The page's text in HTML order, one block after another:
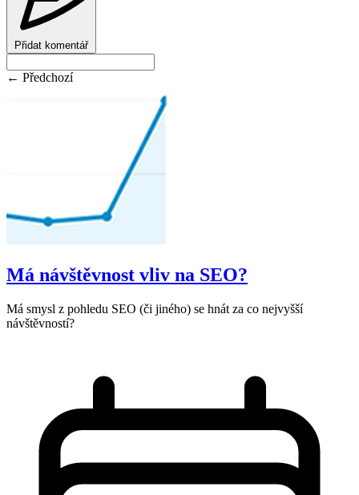
Přidat komentář
← Předchozí
Má návštěvnost vliv na SEO?
Má smysl z pohledu SEO (či jiného) se hnát za co nejvyšší
návštěvností?